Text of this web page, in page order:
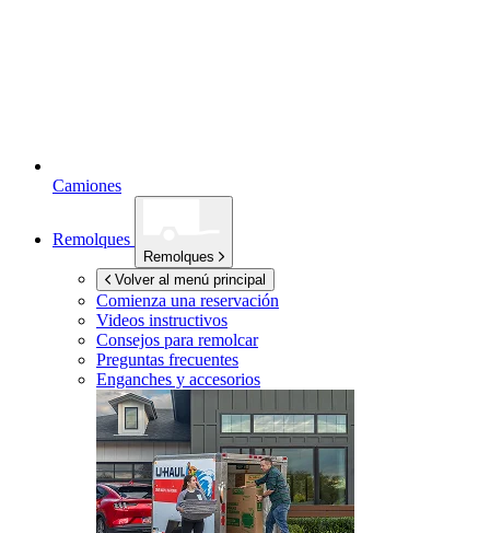
Camiones
Remolques
Remolques
Volver al menú principal
Comienza una reservación
Videos instructivos
Consejos para remolcar
Preguntas frecuentes
Enganches y accesorios